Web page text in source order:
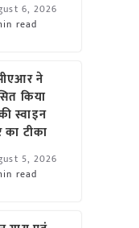
6, 2026
read
ने
किया
स्वाइन
का टीका
5, 2026
read